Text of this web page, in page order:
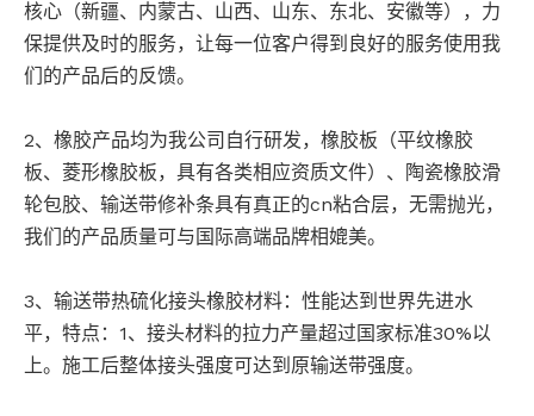
核心（新疆、内蒙古、山西、山东、东北、安徽等），力
保提供及时的服务，让每一位客户得到良好的服务使用我
们的产品后的反馈。
2、橡胶产品均为我公司自行研发，橡胶板（平纹橡胶
板、菱形橡胶板，具有各类相应资质文件）、陶瓷橡胶滑
轮包胶、输送带修补条具有真正的cn粘合层，无需抛光，
我们的产品质量可与国际高端品牌相媲美。
3、输送带热硫化接头橡胶材料：性能达到世界先进水
平，特点：1、接头材料的拉力产量超过国家标准30%以
上。施工后整体接头强度可达到原输送带强度。